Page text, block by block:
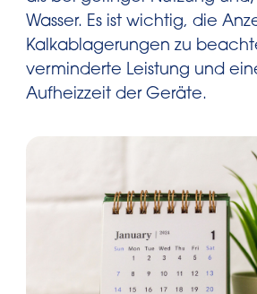
Wasser. Es ist wichtig, die
Kalkablagerungen zu
verminderte Leistung und
Aufheizzeit der Geräte.